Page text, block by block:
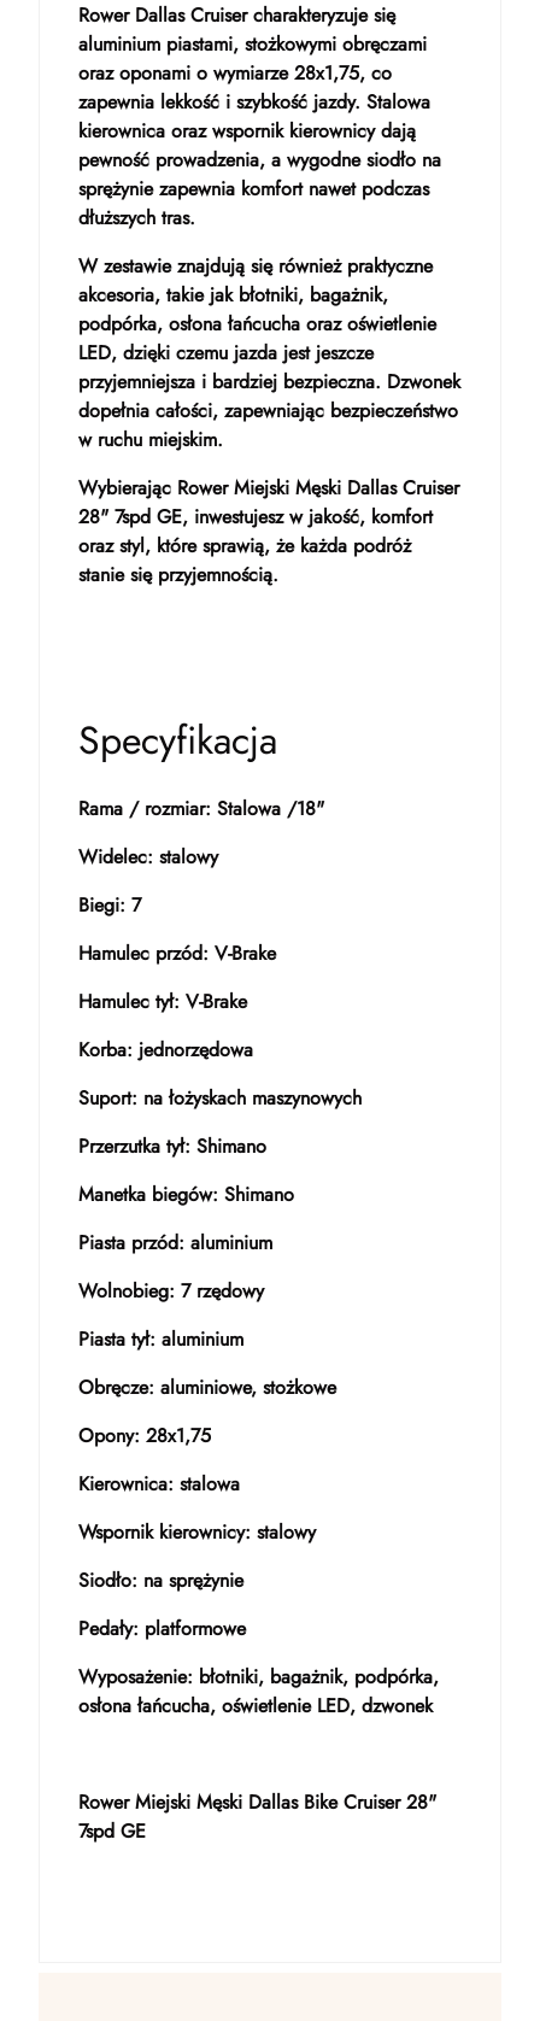
Rower Dallas Cruiser charakteryzuje się
aluminium piastami, stożkowymi obręczami
oraz oponami o wymiarze 28x1,75, co
zapewnia lekkość i szybkość jazdy. Stalowa
kierownica oraz wspornik kierownicy dają
pewność prowadzenia, a wygodne siodło na
sprężynie zapewnia komfort nawet podczas
dłuższych tras.
W zestawie znajdują się również praktyczne
akcesoria, takie jak błotniki, bagażnik,
podpórka, osłona łańcucha oraz oświetlenie
LED, dzięki czemu jazda jest jeszcze
przyjemniejsza i bardziej bezpieczna. Dzwonek
dopełnia całości, zapewniając bezpieczeństwo
w ruchu miejskim.
Wybierając Rower Miejski Męski Dallas Cruiser
28" 7spd GE, inwestujesz w jakość, komfort
oraz styl, które sprawią, że każda podróż
stanie się przyjemnością.
Specyfikacja
Rama / rozmiar: Stalowa /18"
Widelec: stalowy
Biegi: 7
Hamulec przód: V-Brake
Hamulec tył: V-Brake
Korba: jednorzędowa
Suport: na łożyskach maszynowych
Przerzutka tył: Shimano
Manetka biegów: Shimano
Piasta przód: aluminium
Wolnobieg: 7 rzędowy
Piasta tył: aluminium
Obręcze: aluminiowe, stożkowe
Opony: 28x1,75
Kierownica: stalowa
Wspornik kierownicy: stalowy
Siodło: na sprężynie
Pedały: platformowe
Wyposażenie: błotniki, bagażnik, podpórka,
osłona łańcucha, oświetlenie LED, dzwonek
Rower Miejski Męski Dallas Bike Cruiser 28"
7spd GE